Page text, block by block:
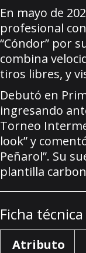
En mayo de
profesional
“Cóndor” por
combina
tiros libres, y
Debutó en
ingresando
Torneo
look” y
Peñarol”. Su
plantilla
Ficha técnica
Atributo